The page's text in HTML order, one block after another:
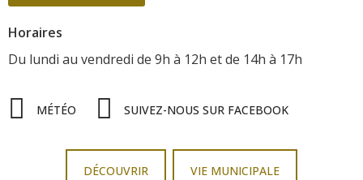
Horaires
Du lundi au vendredi de 9h à 12h et de 14h à 17h
MÉTÉO SUIVEZ-NOUS SUR FACEBOOK
DÉCOUVRIR VIE MUNICIPALE